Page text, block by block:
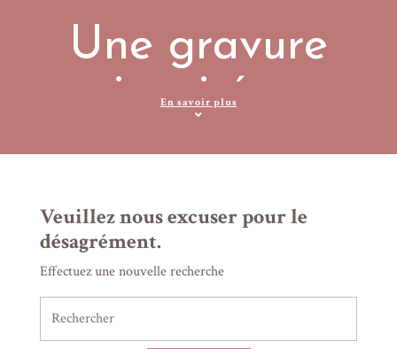
Une gravure
inspirée,
Découvrez notre universgravures à thème
personnalisation prend des formes multiples, poétiques et
Au-delà des prénoms ou des dates, cette catégorie rassemble des
gravures inspirées de différents univers : messages codés,
En savoir plus
Veuillez nous excuser pour le
désagrément.
Effectuez une nouvelle recherche